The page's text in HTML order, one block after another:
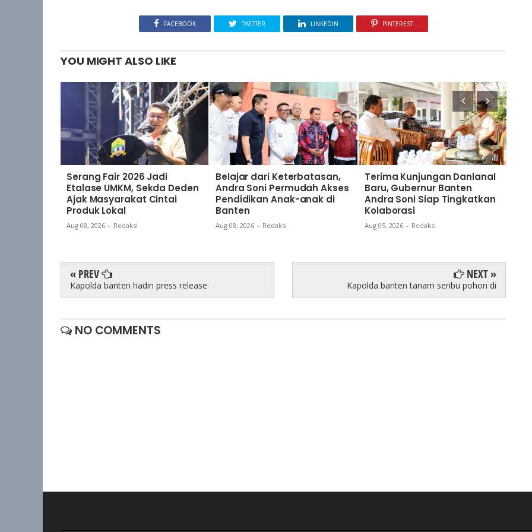
FACEBOOK TWITTER LINKEDIN PINTEREST
YOU MIGHT ALSO LIKE
Serang Fair 2026 Jadi
Etalase UMKM, Sekda Deden
Ajak Masyarakat Cintai
Produk Lokal
Aug 08, 2026 - Redaksi
Belajar dari Keterbatasan,
Andra Soni Permudah Akses
Pendidikan Anak-anak di
Banten
Aug 08, 2026 - Redaksi
Terima Kunjungan Danlanal
Baru, Gubernur Banten
Andra Soni Siap Tingkatkan
Kolaborasi
Aug 05, 2026 - Redaksi
« PREV
Kapolda banten hadiri press release
NEXT »
Kapolda banten tanam seribu pohon di
NO COMMENTS